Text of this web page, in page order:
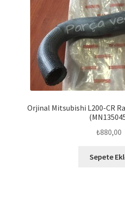
Orjinal Mitsubishi L200-CR
₺880,00
Sepete